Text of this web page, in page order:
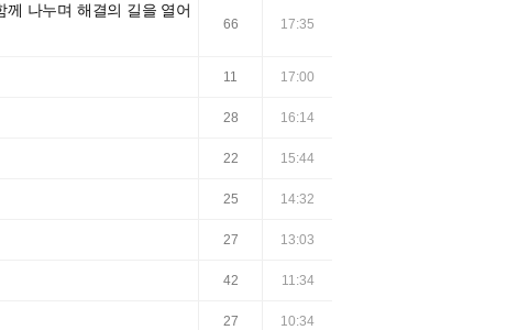
나누며 해결의 길을 열어
66 17:35
11 17:00
28 16:14
22 15:44
25 14:32
27 13:03
42 11:34
27 10:34